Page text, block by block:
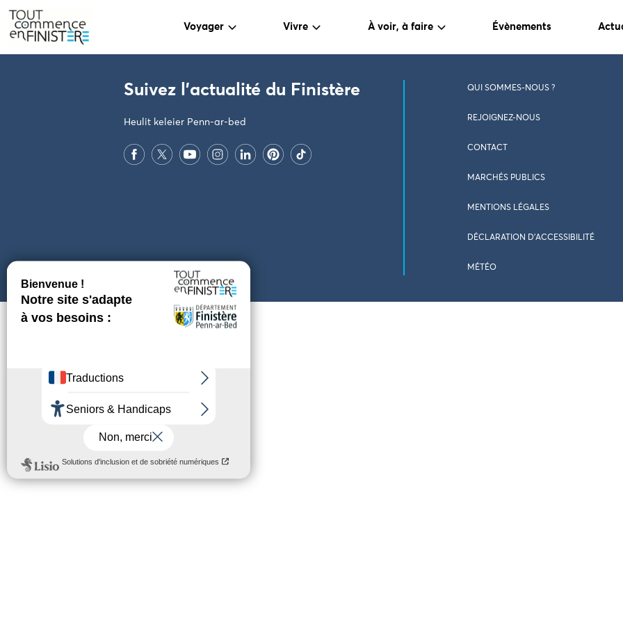
Voyager Vivre À voir, à faire Évènements
PARAMÈTRES DES COOKIES
Suivez l'actualité du Finistère
Heulit keleier Penn-ar-bed
QUI SOMMES-NOUS ?
REJOIGNEZ-NOUS
CONTACT
MARCHÉS PUBLICS
MENTIONS LÉGALES
DÉCLARATION D’ACCESSIBILITÉ
MÉTÉO